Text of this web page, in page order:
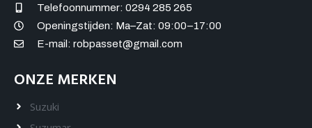
ONZE MERKEN
Suzuki
Telefoonnummer: 0294 285 265
Openingstijden: Ma–Zat: 09:00–17:00
E-mail: robpasset@gmail.com